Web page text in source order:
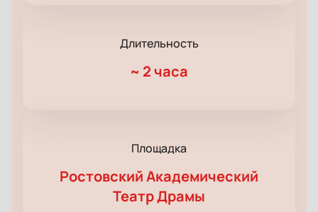
Длительность
~ 2 часа
Площадка
Ростовский Академический
Театр Драмы